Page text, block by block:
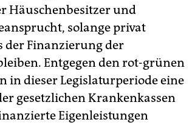
Häuschenbesitzer und
solange privat
der Finanzierung der
Entgegen den rot-grünen
in dieser Legislaturperiode eine
gesetzlichen Krankenkassen
Eigenleistungen